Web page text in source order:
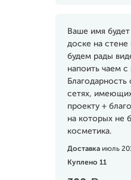
Ваше имя
доске на стене
будем рады
напоить чаем с
Благодарность
сетях,
проекту +
на которых не
косметика.
Доставка июль
Куплено 11